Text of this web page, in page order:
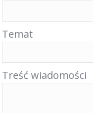
Temat
Treść wiadomości